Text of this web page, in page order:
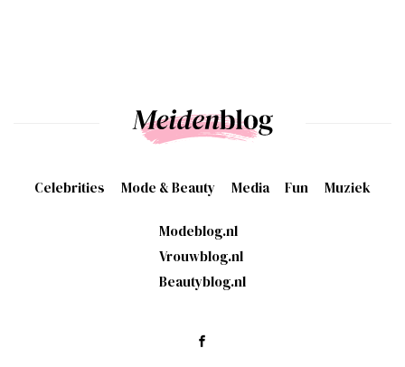
Celebrities Mode & Beauty Media Fun Muziek
Modeblog.nl
Vrouwblog.nl
Beautyblog.nl